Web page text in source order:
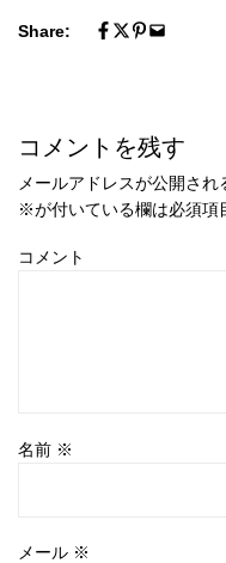
Share:
コメントを残す
メールアドレスが公開され
※が付いている欄は必須項
コメント
名前 ※
メール ※